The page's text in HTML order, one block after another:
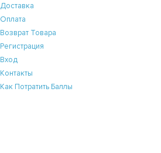
Доставка
Оплата
Возврат Товара
Регистрация
Вход
Контакты
Как Потратить Баллы